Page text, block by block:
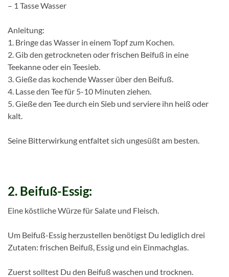
– 1 Tasse Wasser
Anleitung:
1. Bringe das Wasser in einem Topf zum Kochen.
2. Gib den getrockneten oder frischen Beifuß in eine
Teekanne oder ein Teesieb.
3. Gieße das kochende Wasser über den Beifuß.
4. Lasse den Tee für 5-10 Minuten ziehen.
5. Gieße den Tee durch ein Sieb und serviere ihn heiß oder
kalt.
Seine Bitterwirkung entfaltet sich ungesüßt am besten.
2. Beifuß-Essig:
Eine köstliche Würze für Salate und Fleisch.
Um Beifuß-Essig herzustellen benötigst Du lediglich drei
Zutaten: frischen Beifuß, Essig und ein Einmachglas.
Zuerst solltest Du den Beifuß waschen und trocknen.